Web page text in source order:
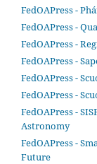
FedOAPress -
FedOAPress -
FedOAPress -
FedOAPress -
FedOAPress -
FedOAPress -
FedOAPress -
Astronomy
FedOAPress -
Future